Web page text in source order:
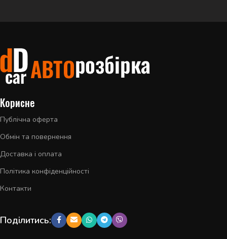
Корисне
Публічна оферта
Обмін та повернення
Доставка і оплата
Політика конфіденційності
Контакти
Поділитись: